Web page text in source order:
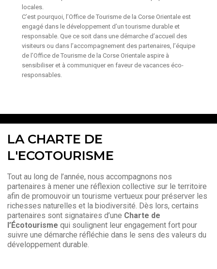
locales.
C’est pourquoi, l’Office de Tourisme de la Corse Orientale est
engagé dans le développement d’un tourisme durable et
responsable. Que ce soit dans une démarche d’accueil des
visiteurs ou dans l’accompagnement des partenaires, l’équipe
de l’Office de Tourisme de la Corse Orientale aspire à
sensibiliser et à communiquer en faveur de vacances éco-
responsables.
LA CHARTE DE
L'ECOTOURISME
Tout au long de l’année, nous accompagnons nos
partenaires à mener une réflexion collective sur le territoire
afin de promouvoir un tourisme vertueux pour préserver les
richesses naturelles et la biodiversité. Dès lors, certains
partenaires sont signataires d’une Charte de
l’Écotourisme qui soulignent leur engagement fort pour
suivre une démarche réfléchie dans le sens des valeurs du
développement durable.